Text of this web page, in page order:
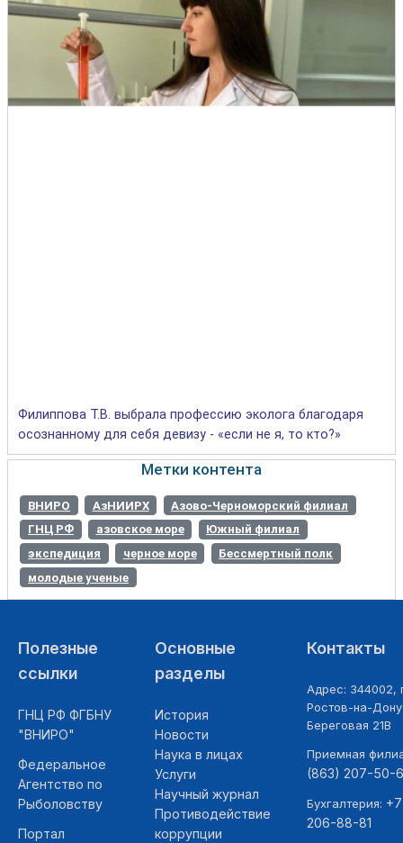
Филиппова Т.В. выбрала профессию эколога благодаря
осознанному для себя девизу - «если не я, то кто?»
Метки контента
ВНИРО АзНИИРХ
Азово-Черноморский филиал
ГНЦ РФ
азовское море
Южный филиал
экспедиция
черное море
Бессмертный полк
молодые ученые
Полезные
ссылки
ГНЦ РФ ФГБНУ
"ВНИРО"
Федеральное
Агентство по
Рыболовству
Портал
Основные
разделы
История
Новости
Наука в лицах
Услуги
Научный журнал
Противодействие
коррупции
Контакты
Адрес: 344002,
Ростов-на-
Береговая 21В
Приемная
(863) 207-50-
Бухгалтерия:
206-88-81